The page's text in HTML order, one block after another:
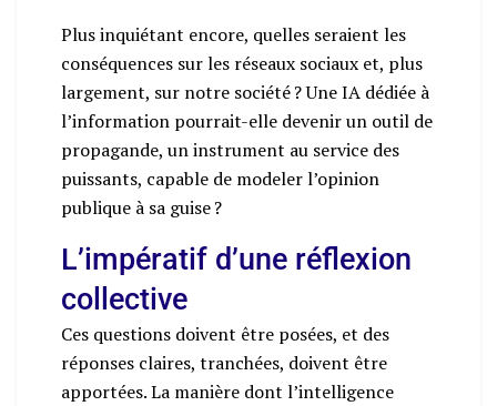
Plus inquiétant encore, quelles seraient les
conséquences sur les réseaux sociaux et, plus
largement, sur notre société ? Une IA dédiée à
l’information pourrait-elle devenir un outil de
propagande, un instrument au service des
puissants, capable de modeler l’opinion
publique à sa guise ?
L’impératif d’une réflexion
collective
Ces questions doivent être posées, et des
réponses claires, tranchées, doivent être
apportées. La manière dont l’intelligence